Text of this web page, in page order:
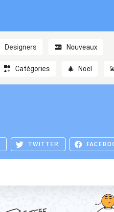
Designers Nouveaux
Catégories 🎄 Noël
TWITTER